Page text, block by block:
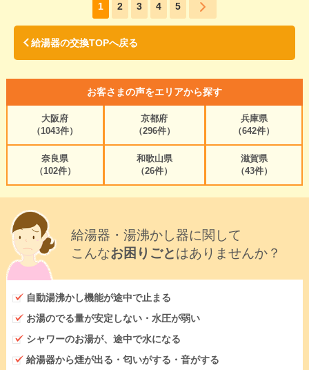
1 2 3 4 5
給湯器の交換TOPへ戻る
お客さまの声をエリアから探す
大阪府
（1043件）
京都府
（296件）
兵庫県
（642件）
奈良県
（102件）
和歌山県
（26件）
滋賀県
（43件）
給湯器・湯沸かし器に関して
こんなお困りごとはありませんか？
自動湯沸かし機能が途中で止まる
お湯のでる量が安定しない・水圧が弱い
シャワーのお湯が、途中で水になる
給湯器から煙が出る・匂いがする・音がする